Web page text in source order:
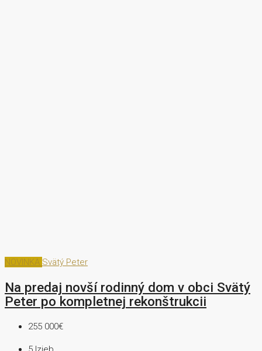
NOVINKA Svätý Peter
Na predaj novší rodinný dom v obci Svätý
Peter po kompletnej rekonštrukcii
255 000€